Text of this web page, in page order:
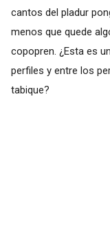
cantos del pladur
menos que quede
copopren. ¿Esta es
perfiles y entre los
tabique?